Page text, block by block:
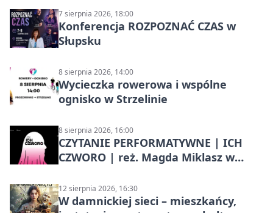
7 sierpnia 2026, 18:00
Konferencja ROZPOZNAĆ CZAS w
Słupsku
8 sierpnia 2026, 14:00
Wycieczka rowerowa i wspólne
ognisko w Strzelinie
8 sierpnia 2026, 16:00
CZYTANIE PERFORMATYWNE | ICH
CZWORO | reż. Magda Miklasz w
12 sierpnia 2026, 16:30
W damnickiej sieci – mieszkańcy,